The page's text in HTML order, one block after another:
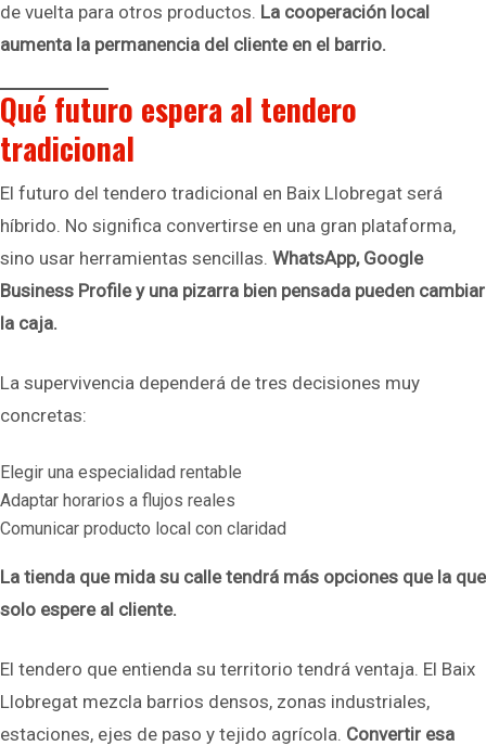
de vuelta para otros productos. La cooperación local
aumenta la permanencia del cliente en el barrio.
Qué futuro espera al tendero
tradicional
El futuro del tendero tradicional en Baix Llobregat será
híbrido. No significa convertirse en una gran plataforma,
sino usar herramientas sencillas. WhatsApp, Google
Business Profile y una pizarra bien pensada pueden cambiar
la caja.
La supervivencia dependerá de tres decisiones muy
concretas:
Elegir una especialidad rentable
Adaptar horarios a flujos reales
Comunicar producto local con claridad
La tienda que mida su calle tendrá más opciones que la que
solo espere al cliente.
El tendero que entienda su territorio tendrá ventaja. El Baix
Llobregat mezcla barrios densos, zonas industriales,
estaciones, ejes de paso y tejido agrícola. Convertir esa